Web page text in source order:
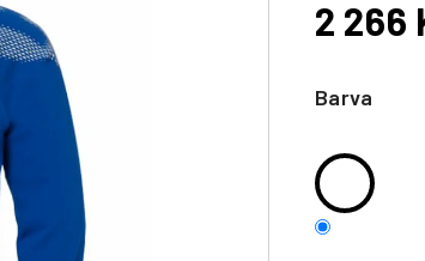
Barva
2 266